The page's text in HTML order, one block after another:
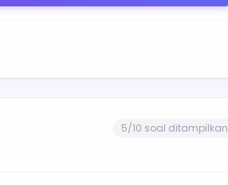
5/10 soal ditampilkan